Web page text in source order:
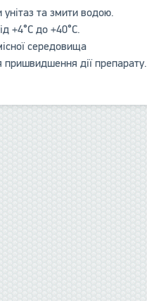
та змити водою.
+4°С до +40°С.
середовища
пришвидшення дії препарату.